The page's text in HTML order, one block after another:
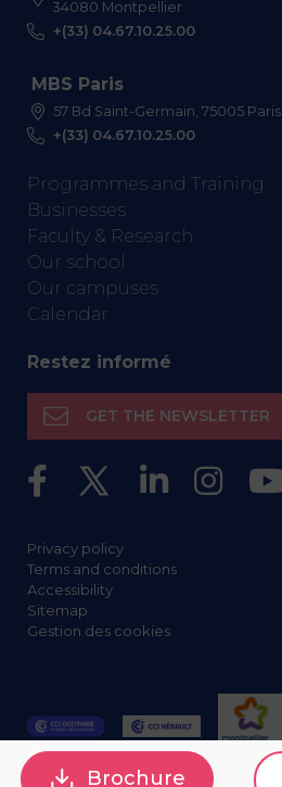
34080 Montpellier
+(33) 04.67.10.25.00
MBS Paris
57 Bd Saint-Germain, 75005 Paris
+(33) 04.67.10.25.00
Programmes and Training
Businesses
Faculty & Research
Our school
Our campuses
Calendar
Restez informé
GET THE NEWSLETTER
Privacy policy
Terms and conditions
Accessibility
Sitemap
Gestion des cookies
Brochure